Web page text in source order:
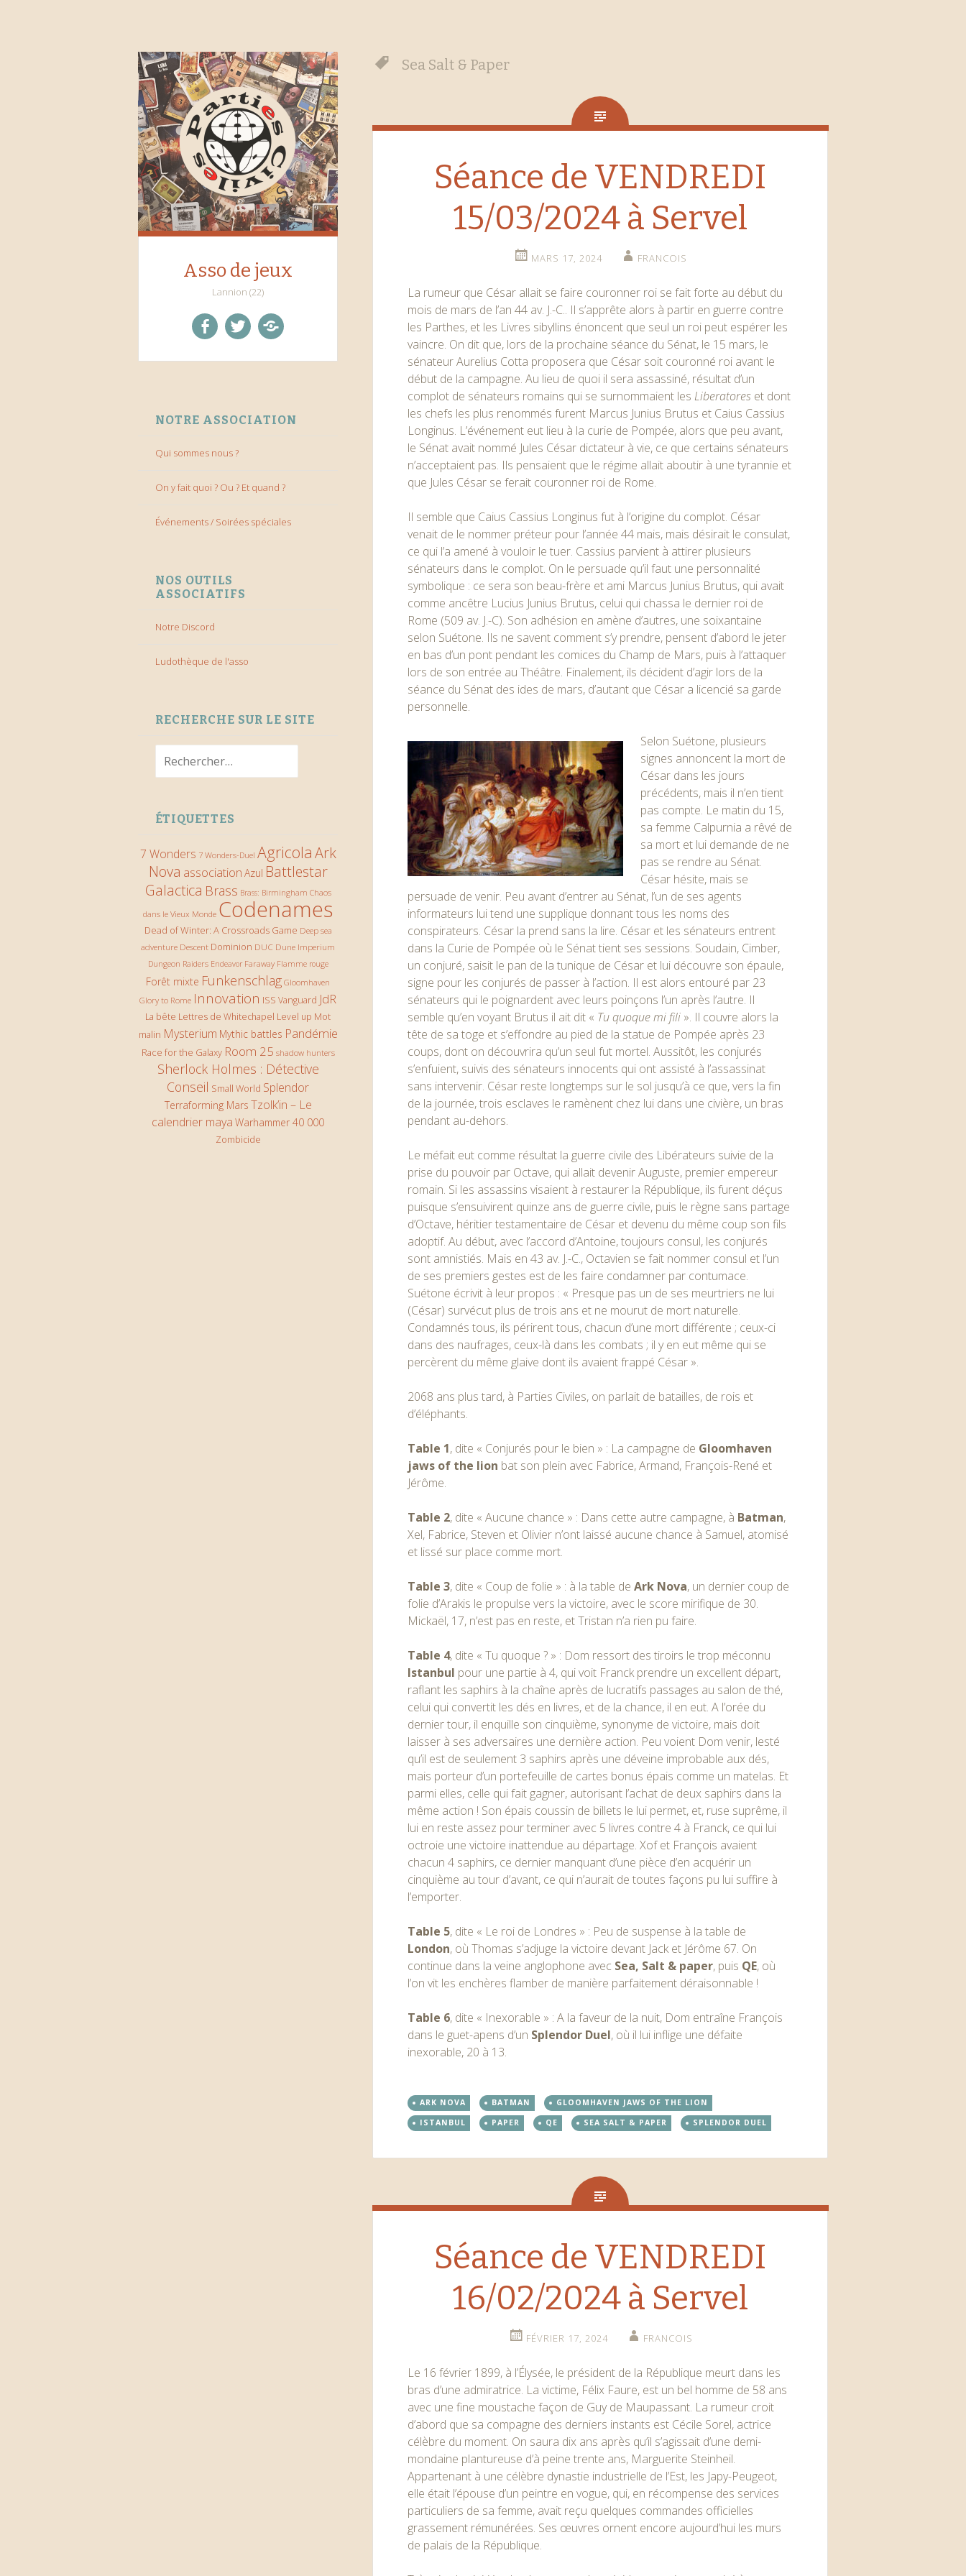
Asso de jeux
Lannion (22)
NOTRE ASSOCIATION
Qui sommes nous ?
On y fait quoi ? Ou ? Et quand ?
Événements / Soirées spéciales
NOS OUTILS
ASSOCIATIFS
Notre Discord
Ludothèque de l'asso
RECHERCHE SUR LE SITE
ÉTIQUETTES
7 Wonders 7 Wonders-Duel AgricolaArk
Nova association Azul Battlestar
Galactica Brass Brass: Birmingham Chaos
dans le Vieux Monde Codenames
Dead of Winter: A Crossroads Game Deep sea
adventure Descent Dominion DUC Dune Imperium
Dungeon Raiders Endeavor Faraway Flamme rouge
Forêt mixte Funkenschlag Gloomhaven
Glory to Rome Innovation ISS Vanguard JdR
La bête Lettres de Whitechapel Level up Mot
malin Mysterium Mythic battles Pandémie
Race for the Galaxy Room 25 shadow hunters
Sherlock Holmes : Détective
Conseil Small World Splendor
Terraforming Mars Tzolk’in – Le
calendrier maya Warhammer 40 000
Zombicide
Sea Salt & Paper
Séance de VENDREDI
15/03/2024 à Servel
MARS 17, 2024 FRANCOIS
La rumeur que César allait se faire couronner roi se fait forte au début du
mois de mars de l’an 44 av. J.-C.. Il s’apprête alors à partir en guerre contre
les Parthes, et les Livres sibyllins énoncent que seul un roi peut espérer les
vaincre. On dit que, lors de la prochaine séance du Sénat, le 15 mars, le
sénateur Aurelius Cotta proposera que César soit couronné roi avant le
début de la campagne. Au lieu de quoi il sera assassiné, résultat d’un
complot de sénateurs romains qui se surnommaient les Liberatores et dont
les chefs les plus renommés furent Marcus Junius Brutus et Caius Cassius
Longinus. L’événement eut lieu à la curie de Pompée, alors que peu avant,
le Sénat avait nommé Jules César dictateur à vie, ce que certains sénateurs
n’acceptaient pas. Ils pensaient que le régime allait aboutir à une tyrannie et
que Jules César se ferait couronner roi de Rome.
Il semble que Caius Cassius Longinus fut à l’origine du complot. César
venait de le nommer préteur pour l’année 44 mais, mais désirait le consulat,
ce qui l’a amené à vouloir le tuer. Cassius parvient à attirer plusieurs
sénateurs dans le complot. On le persuade qu’il faut une personnalité
symbolique : ce sera son beau-frère et ami Marcus Junius Brutus, qui avait
comme ancêtre Lucius Junius Brutus, celui qui chassa le dernier roi de
Rome (509 av. J.-C). Son adhésion en amène d’autres, une soixantaine
selon Suétone. Ils ne savent comment s’y prendre, pensent d’abord le jeter
en bas d’un pont pendant les comices du Champ de Mars, puis à l’attaquer
lors de son entrée au Théâtre. Finalement, ils décident d’agir lors de la
séance du Sénat des ides de mars, d’autant que César a licencié sa garde
personnelle.
Selon Suétone, plusieurs
signes annoncent la mort de
César dans les jours
précédents, mais il n’en tient
pas compte. Le matin du 15,
sa femme Calpurnia a rêvé de
sa mort et lui demande de ne
pas se rendre au Sénat.
César hésite, mais se
persuade de venir. Peu avant d’entrer au Sénat, l’un de ses agents
informateurs lui tend une supplique donnant tous les noms des
conspirateurs. César la prend sans la lire. César et les sénateurs entrent
dans la Curie de Pompée où le Sénat tient ses sessions. Soudain, Cimber,
un conjuré, saisit le pan de la tunique de César et lui découvre son épaule,
signe pour les conjurés de passer à l’action. Il est alors entouré par 23
sénateurs qui le poignardent avec leurs poinçons l’un après l’autre. Il
semble qu’en voyant Brutus il ait dit « Tu quoque mi fili ». Il couvre alors la
tête de sa toge et s’effondre au pied de la statue de Pompée après 23
coups, dont on découvrira qu’un seul fut mortel. Aussitôt, les conjurés
s’enfuient, suivis des sénateurs innocents qui ont assisté à l’assassinat
sans intervenir. César reste longtemps sur le sol jusqu’à ce que, vers la fin
de la journée, trois esclaves le ramènent chez lui dans une civière, un bras
pendant au-dehors.
Le méfait eut comme résultat la guerre civile des Libérateurs suivie de la
prise du pouvoir par Octave, qui allait devenir Auguste, premier empereur
romain. Si les assassins visaient à restaurer la République, ils furent déçus
puisque s’ensuivirent quinze ans de guerre civile, puis le règne sans partage
d’Octave, héritier testamentaire de César et devenu du même coup son fils
adoptif. Au début, avec l’accord d’Antoine, toujours consul, les conjurés
sont amnistiés. Mais en 43 av. J.-C., Octavien se fait nommer consul et l’un
de ses premiers gestes est de les faire condamner par contumace.
Suétone écrivit à leur propos : « Presque pas un de ses meurtriers ne lui
(César) survécut plus de trois ans et ne mourut de mort naturelle.
Condamnés tous, ils périrent tous, chacun d’une mort différente ; ceux-ci
dans des naufrages, ceux-là dans les combats ; il y en eut même qui se
percèrent du même glaive dont ils avaient frappé César ».
2068 ans plus tard, à Parties Civiles, on parlait de batailles, de rois et
d’éléphants.
Table 1, dite « Conjurés pour le bien » : La campagne de Gloomhaven
jaws of the lion bat son plein avec Fabrice, Armand, François-René et
Jérôme.
Table 2, dite « Aucune chance » : Dans cette autre campagne, à Batman,
Xel, Fabrice, Steven et Olivier n’ont laissé aucune chance à Samuel, atomisé
et lissé sur place comme mort.
Table 3, dite « Coup de folie » : à la table deArk Nova, un dernier coup de
folie d’Arakis le propulse vers la victoire, avec le score mirifique de 30.
Mickaël, 17, n’est pas en reste, et Tristan n’a rien pu faire.
Table 4, dite « Tu quoque ? » : Dom ressort des tiroirs le trop méconnu
Istanbul pour une partie à 4, qui voit Franck prendre un excellent départ,
raflant les saphirs à la chaîne après de lucratifs passages au salon de thé,
celui qui convertit les dés en livres, et de la chance, il en eut. A l’orée du
dernier tour, il enquille son cinquième, synonyme de victoire, mais doit
laisser à ses adversaires une dernière action. Peu voient Dom venir, lesté
qu’il est de seulement 3 saphirs après une déveine improbable aux dés,
mais porteur d’un portefeuille de cartes bonus épais comme un matelas. Et
parmi elles, celle qui fait gagner, autorisant l’achat de deux saphirs dans la
même action ! Son épais coussin de billets le lui permet, et, ruse suprême, il
lui en reste assez pour terminer avec 5 livres contre 4 à Franck, ce qui lui
octroie une victoire inattendue au départage. Xof et François avaient
chacun 4 saphirs, ce dernier manquant d’une pièce d’en acquérir un
cinquième au tour d’avant, ce qui n’aurait de toutes façons pu lui suffire à
l’emporter.
Table 5, dite « Le roi de Londres » : Peu de suspense à la table de
London, où Thomas s’adjuge la victoire devant Jack et Jérôme 67. On
continue dans la veine anglophone avec Sea, Salt & paper, puis QE, où
l’on vit les enchères flamber de manière parfaitement déraisonnable !
Table 6, dite « Inexorable » : A la faveur de la nuit, Dom entraîne François
dans le guet-apens d’un Splendor Duel, où il lui inflige une défaite
inexorable, 20 à 13.
ARK NOVA BATMAN
GLOOMHAVEN JAWS OF THE LION
ISTANBUL
PAPER QE SEA SALT & PAPER SPLENDOR DUEL
Séance de VENDREDI
16/02/2024 à Servel
FÉVRIER 17, 2024 FRANCOIS
Le 16 février 1899, à l’Élysée, le président de la République meurt dans les
bras d’une admiratrice. La victime, Félix Faure, est un bel homme de 58 ans
avec une fine moustache façon de Guy de Maupassant. La rumeur croit
d’abord que sa compagne des derniers instants est Cécile Sorel, actrice
célèbre du moment. On saura dix ans après qu’il s’agissait d’une demi-
mondaine plantureuse d’à peine trente ans, Marguerite Steinheil.
Appartenant à une célèbre dynastie industrielle de l’Est, les Japy-Peugeot,
elle était l’épouse d’un peintre en vogue, qui, en récompense des services
particuliers de sa femme, avait reçu quelques commandes officielles
grassement rémunérées. Ses œuvres ornent encore aujourd’hui les murs
de palais de la République.